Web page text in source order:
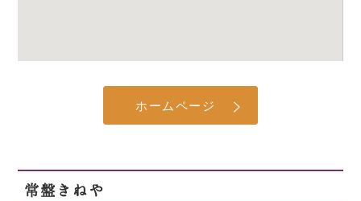
ホームページ
常盤きねや